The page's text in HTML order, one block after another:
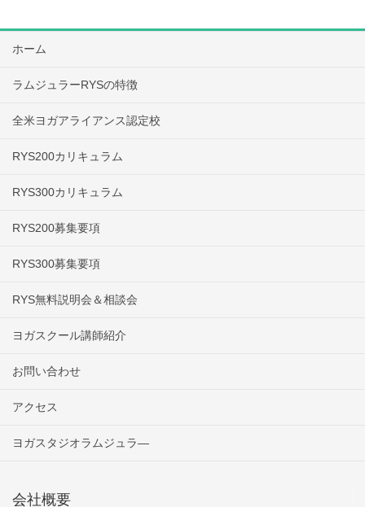
ホーム
ラムジュラーRYSの特徴
全米ヨガアライアンス認定校
RYS200カリキュラム
RYS300カリキュラム
RYS200募集要項
RYS300募集要項
RYS無料説明会＆相談会
ヨガスクール講師紹介
お問い合わせ
アクセス
ヨガスタジオラムジュラ―
会社概要